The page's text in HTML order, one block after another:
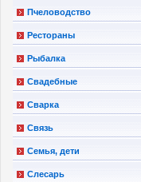
Пчеловодство
Рестораны
Рыбалка
Свадебные
Сварка
Связь
Семья, дети
Слесарь